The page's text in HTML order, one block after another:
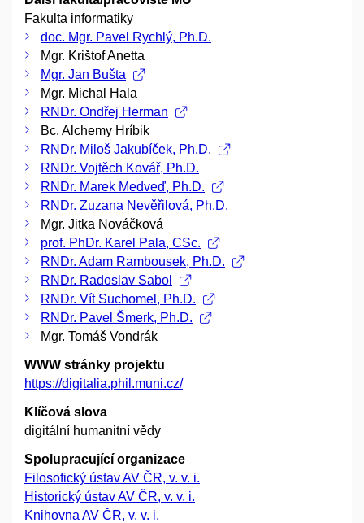
Fakulta informatiky
doc. Mgr. Pavel Rychlý, Ph.D.
Mgr. Krištof Anetta
Mgr. Jan Bušta
Mgr. Michal Hala
RNDr. Ondřej Herman
Bc. Alchemy Hríbik
RNDr. Miloš Jakubíček, Ph.D.
RNDr. Vojtěch Kovář, Ph.D.
RNDr. Marek Medveď, Ph.D.
RNDr. Zuzana Nevěřilová, Ph.D.
Mgr. Jitka Nováčková
prof. PhDr. Karel Pala, CSc.
RNDr. Adam Rambousek, Ph.D.
RNDr. Radoslav Sabol
RNDr. Vít Suchomel, Ph.D.
RNDr. Pavel Šmerk, Ph.D.
Mgr. Tomáš Vondrák
WWW stránky projektu
https://digitalia.phil.muni.cz/
Klíčová slova
digitální humanitní vědy
Spolupracující organizace
Filosofický ústav AV ČR, v. v. i.
Historický ústav AV ČR, v. v. i.
Knihovna AV ČR, v. v. i.